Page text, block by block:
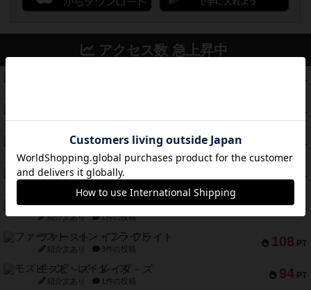
アクセス数 急上昇中
PT
PT
紹介文あり 2件の投稿
PT
ガルフストライク
紹介文あり 1件の投稿
203 PT
クルティボ
112 PT
1809
紹介文あり 1件の投稿
108 PT
ファースト・イン・フライト
紹介文あり 3件の投稿
94 PT
モズビ－ズ・レイダ－ズ
紹介文あり 1件の投稿